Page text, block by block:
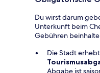
Du wirst darum
Unterkunft beim
Gebühren
Die Stadt
Abgabe ist